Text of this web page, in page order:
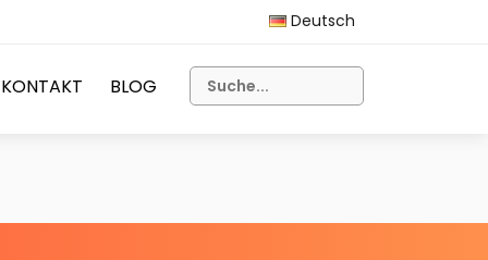
Deutsch
KONTAKT BLOG